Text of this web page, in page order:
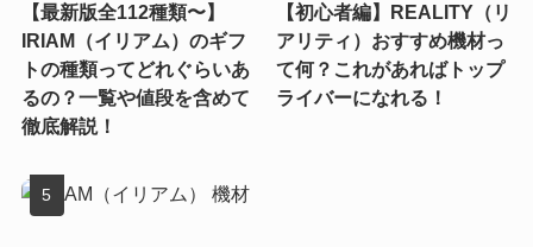
【最新版全112種類〜】
IRIAM（イリアム）のギフ
トの種類ってどれぐらいあ
るの？一覧や値段を含めて
徹底解説！
【初心者編】REALITY（リ
アリティ）おすすめ機材っ
て何？これがあればトップ
ライバーになれる！